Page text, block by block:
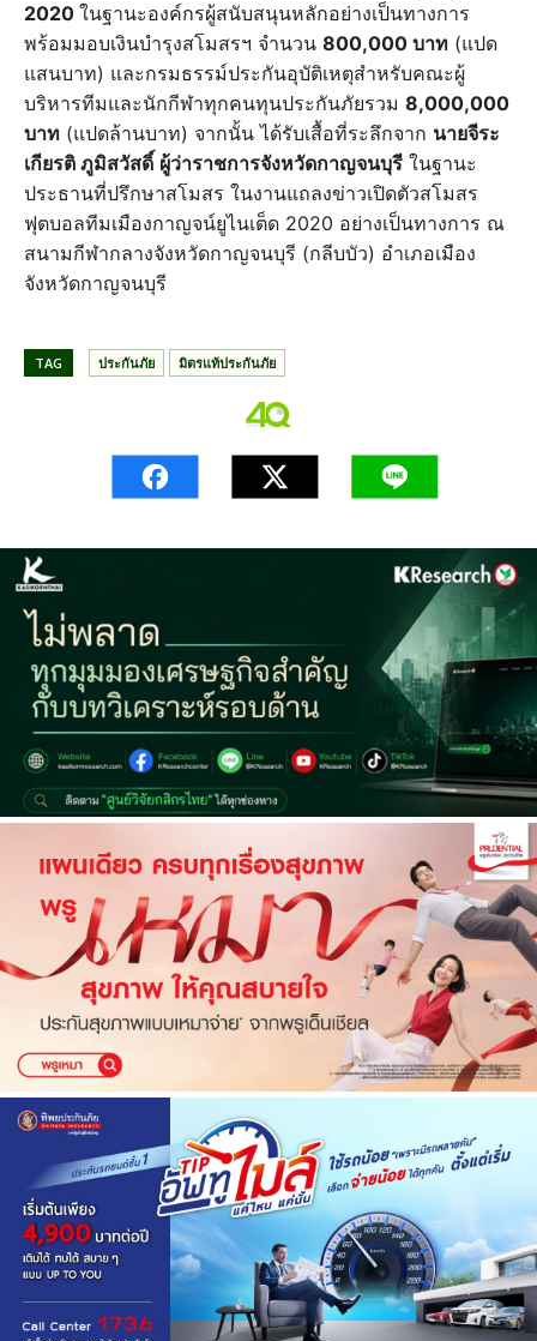
2020 ในฐานะองค์กรผู้สนับสนุนหลักอย่างเป็นทางการ
พร้อมมอบเงินบำรุงสโมสรฯ จำนวน 800,000 บาท (แปด
แสนบาท) และกรมธรรม์ประกันอุบัติเหตุสำหรับคณะผู้
บริหารทีมและนักกีฬาทุกคนทุนประกันภัยรวม 8,000,000
บาท (แปดล้านบาท) จากนั้น ได้รับเสื้อที่ระลึกจาก นายจีระ
เกียรติ ภูมิสวัสดิ์ ผู้ว่าราชการจังหวัดกาญจนบุรี ในฐานะ
ประธานที่ปรึกษาสโมสร ในงานแถลงข่าวเปิดตัวสโมสร
ฟุตบอลทีมเมืองกาญจน์ยูไนเต็ด 2020 อย่างเป็นทางการ ณ
สนามกีฬากลางจังหวัดกาญจนบุรี (กลีบบัว) อำเภอเมือง
จังหวัดกาญจนบุรี
TAG ประกันภัย มิตรแท้ประกันภัย